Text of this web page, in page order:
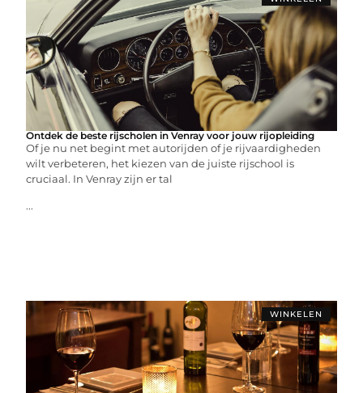
Ontdek de beste rijscholen in Venray voor jouw rijopleiding
Of je nu net begint met autorijden of je rijvaardigheden
wilt verbeteren, het kiezen van de juiste rijschool is
cruciaal. In Venray zijn er tal
...
WINKELEN